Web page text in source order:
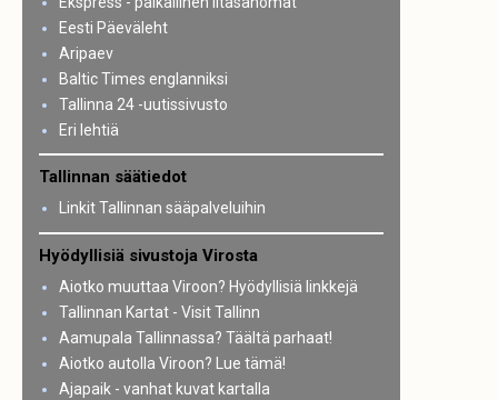
Eesti Päeväleht
Aripaev
Baltic Times englanniksi
Tallinna 24 -uutissivusto
Eri lehtiä
Tallinnan säätiedot
Linkit Tallinnan sääpalveluihin
Hyödyllisiä sivustoja Virosta
Aiotko muuttaa Viroon? Hyödyllisiä linkkejä
Tallinnan Kartat - Visit Tallinn
Aamupala Tallinnassa? Täältä parhaat!
Aiotko autolla Viroon? Lue tämä!
Ajapaik - vanhat kuvat kartalla